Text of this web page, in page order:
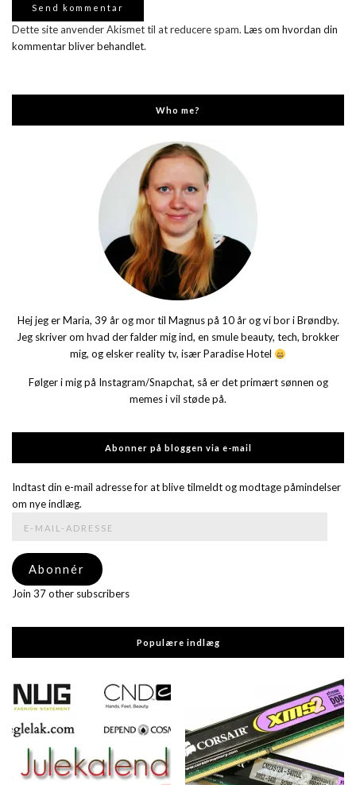
Dette site anvender Akismet til at reducere spam. Læs om hvordan din
kommentar bliver behandlet.
Who me?
Hej jeg er Maria, 39 år og mor til Magnus på 10 år og vi bor i Brøndby.
Jeg skriver om hvad der falder mig ind, en smule beauty, tech, brokker
mig, og elsker reality tv, især Paradise Hotel
Følger i mig på Instagram/Snapchat, så er det primært sønnen og
memes i vil støde på.
Abonner på bloggen via e-mail
Indtast din e-mail adresse for at blive tilmeldt og modtage påmindelser
om nye indlæg.
adresse
Abonnér
Join 37 other subscribers
Populære indlæg